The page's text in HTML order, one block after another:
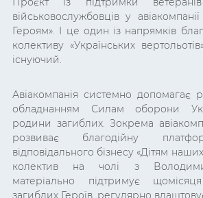
військовослужбовців у
Героям». І це один із напрямків
колективу «Українських
існуючий.
Авіакомпанія системно допомагає
обладнанням Силам оборони
родини загиблих. Зокрема
розвиває благодійну
відповідального бізнесу «Дітям
колектив на чолі з
матеріально підтримує
загиблих Героїв, регулярно